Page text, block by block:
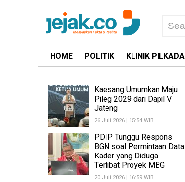
HOME POLITIK KLINIK PILKADA
Kaesang Umumkan Maju
Pileg 2029 dari Dapil V
Jateng
26 Juli 2026 | 15:54 WIB
PDIP Tunggu Respons
BGN soal Permintaan Data
Kader yang Diduga
Terlibat Proyek MBG
20 Juli 2026 | 16:59 WIB